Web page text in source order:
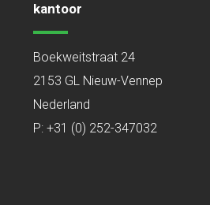
kantoor
Boekweitstraat 24
2153 GL Nieuw-Vennep
Nederland
P: +31 (0) 252-347032